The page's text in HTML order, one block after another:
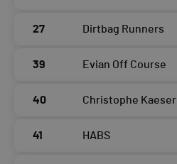
27 Dirtbag Runners
39 Evian Off Course
40 Christophe Kaeser
41 HABS